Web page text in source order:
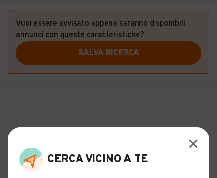
Vuoi essere avvisato appena saranno disponibili
annunci con queste caratteristiche?
SALVA RICERCA
CERCA VICINO A TE